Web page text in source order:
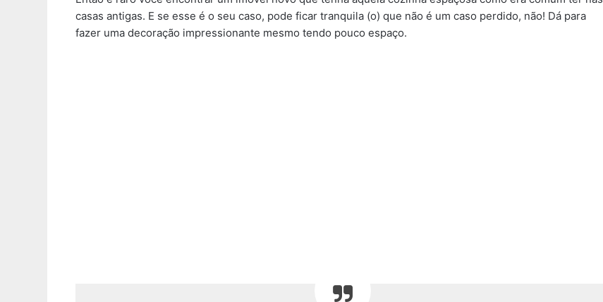
casas antigas. E se esse é o seu caso, pode ficar tranquila (o) que não é um caso perdido, não! Dá para
fazer uma decoração impressionante mesmo tendo pouco espaço.